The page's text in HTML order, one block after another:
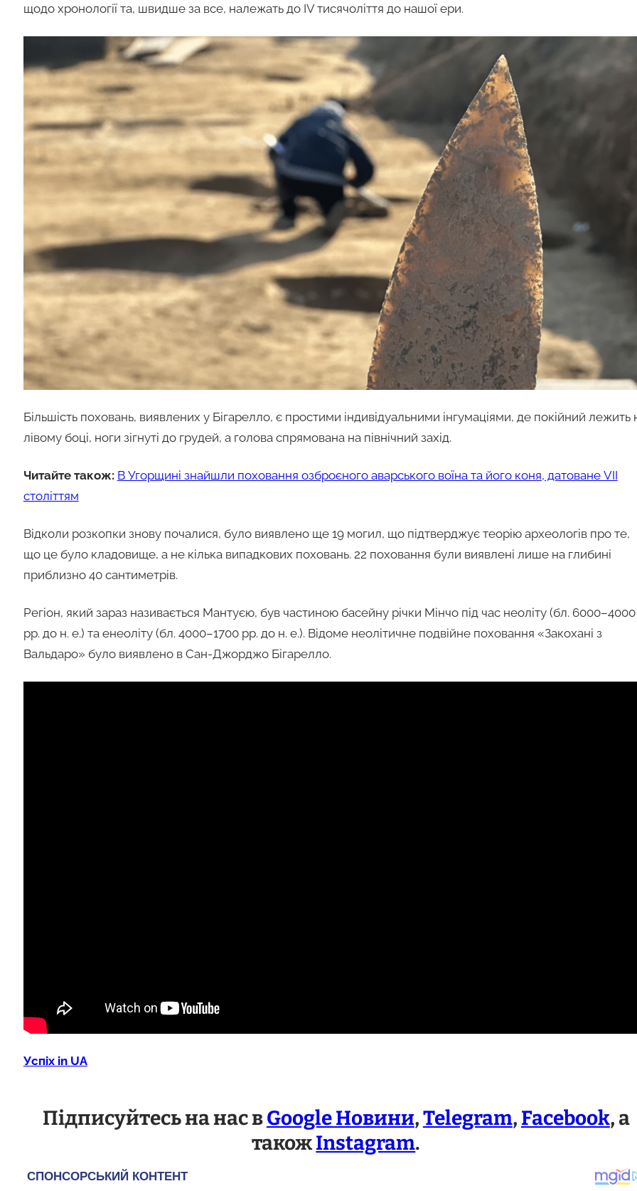
щодо хронології та, швидше за все, належать до IV тисячоліття до нашої ери.
Більшість поховань, виявлених у Бігарелло, є простими індивідуальними інгумаціями, де покійний лежить
лівому боці, ноги зігнуті до грудей, а голова спрямована на північний захід.
Читайте також: В Угорщині знайшли поховання озброєного аварського воїна та його коня, датоване VII
століттям
Відколи розкопки знову почалися, було виявлено ще 19 могил, що підтверджує теорію археологів про те,
що це було кладовище, а не кілька випадкових поховань. 22 поховання були виявлені лише на глибині
приблизно 40 сантиметрів.
Регіон, який зараз називається Мантуєю, був частиною басейну річки Мінчо під час неоліту (бл. 6000–4000
рр. до н. е.) та енеоліту (бл. 4000–1700 рр. до н. е.). Відоме неолітичне подвійне поховання «Закохані з
Вальдаро» було виявлено в Сан-Джорджо Бігарелло.
Успіх in UA
Підписуйтесь на нас вGoogle Новини,Telegram, Facebook, а
такожInstagram.